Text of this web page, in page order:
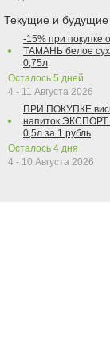
Текущие и будущие
-15% при покупке
ТАМАНЬ белое
0,75л
Осталось 5 дней
4 - 11 Августа 2026
ПРИ ПОКУПКЕ
напиток
0,5л за 1 рубль
Осталось 4 дня
4 - 10 Августа 2026